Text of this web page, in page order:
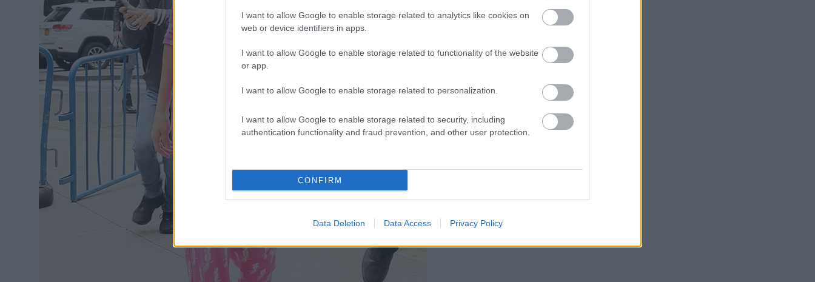
I want to allow Google to enable storage related to analytics like cookies on
web or device identifiers in apps.
I want to allow Google to enable storage related to functionality of the website
or app.
I want to allow Google to enable storage related to personalization.
I want to allow Google to enable storage related to security, including
authentication functionality and fraud prevention, and other user protection.
CONFIRM
Data Deletion Data Access Privacy Policy